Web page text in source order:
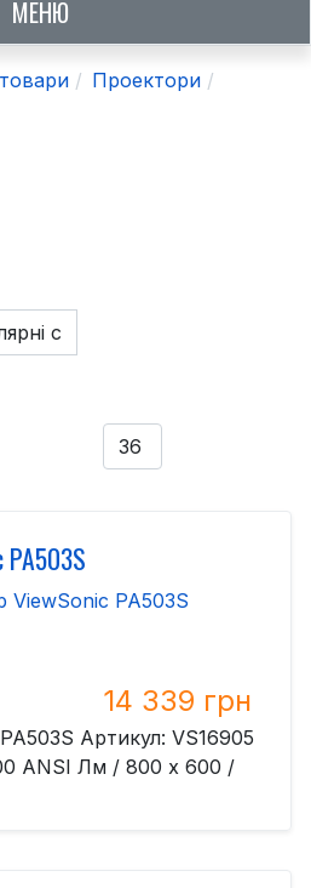
МЕНЮ
товари
Проектори
PA503S
14 339 грн
Артикул: VS16905
ANSI Лм / 800 x 600 /